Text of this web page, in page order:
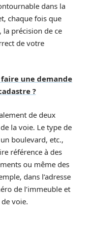
dans la
chaque fois que
la précision de ce
de votre
une demande
?
de deux
la voie. Le type de
boulevard, etc.,
référence à des
ou même des
dans l’adresse
de l’immeuble et
voie.